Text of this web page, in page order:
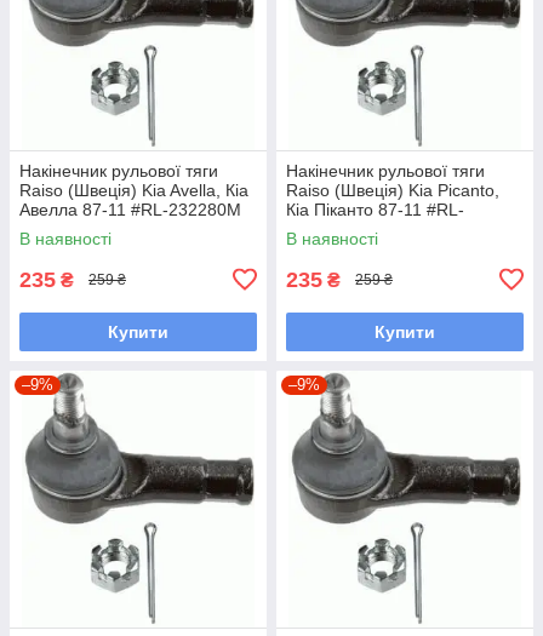
Накінечник рульової тяги
Raiso (Швеція) Kia Avella, Кіа
Авелла 87-11 #RL-232280M
UAYLLYW7
В наявності
235 ₴ 259 ₴
Купити
Накінечник рульової тяги
Raiso (Швеція) Kia Picanto,
Кіа Піканто 87-11 #RL-
232280M UADYWHC7
В наявності
235 ₴ 259 ₴
Купити
–9% –9%